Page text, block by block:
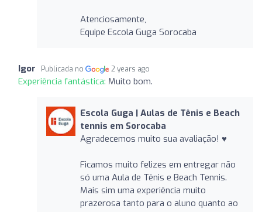
Atenciosamente,
Equipe Escola Guga Sorocaba
Igor Publicada no 2 years ago
Experiência fantástica: Muito bom.
Escola Guga | Aulas de Tênis e Beach
tennis em Sorocaba
Agradecemos muito sua avaliação! ♥️
Ficamos muito felizes em entregar não
só uma Aula de Tênis e Beach Tennis.
Mais sim uma experiência muito
prazerosa tanto para o aluno quanto ao